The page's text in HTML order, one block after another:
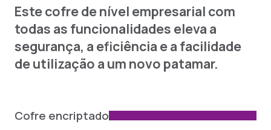
Este cofre de nível empresarial com
todas as funcionalidades eleva a
segurança, a eficiência e a facilidade
de utilização a um novo patamar.
Cofre encriptado